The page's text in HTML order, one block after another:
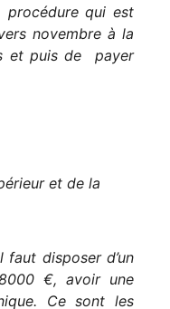
procédure qui est
novembre à la
et puis de payer
et de la
disposer d’un
€, avoir une
Ce sont les